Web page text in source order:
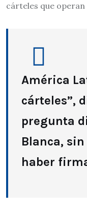
cárteles que operan
América
cárteles”,
pregunta
Blanca,
haber